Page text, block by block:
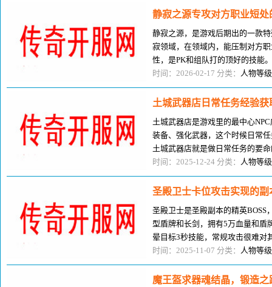
静寂之源专攻对方职业短处
静寂之源，是游戏后期出的一款
寂领域，在领域内，能压制对方
性，是PK和组队打的顶好的技能
么威力，其实静寂之源的最中心优
时间：2026-02-17 分类： 人物等级
土城武器店日常任务经验
土城武器店是游戏里的最中心
装备、强化武器，这个时候日常
土城武器店就是做日常任务的要
前，都会先去土城武器店逛逛，
时间：2025-12-24 分类： 人物等级
圣殿卫士卡位攻击实现的副
圣殿卫士是圣殿副本的精英BOSS
型盾牌和长剑，拥有5万血量和盾
晕目标3秒技能，常规攻击很难对
位攻击，很多玩家都想知道卡位
时间：2025-11-07 分类： 人物等级
魔王盔求器魂结晶，锻造之